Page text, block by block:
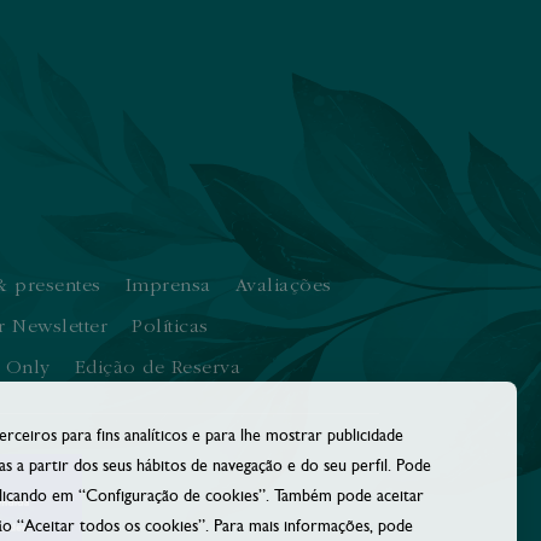
presentes Imprensa
Avaliações
Newsletter
Políticas
Only Edição de Reserva
para fins analíticos e para lhe mostrar publicidade
a partir dos seus hábitos de navegação e do seu perfil. Pode
em “Configuração de cookies”. Também pode aceitar
“Aceitar todos os cookies”. Para mais informações, pode